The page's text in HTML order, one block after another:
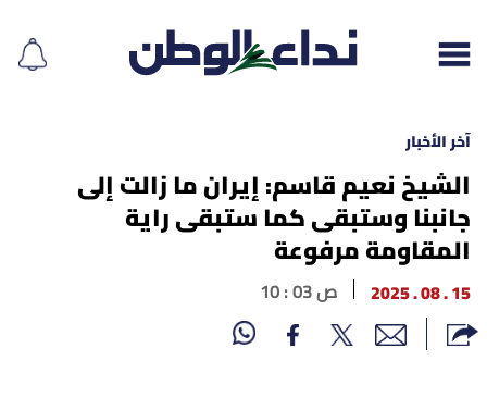
إقرأ الجريدة
لبنان
الغلاف
آخر الأخبار
الشيخ نعيم قاسم: إيران ما زالت إلى
جانبنا وستبقى كما ستبقى راية
المقاومة مرفوعة
15 . 08 . 2025 10 : 03 ص